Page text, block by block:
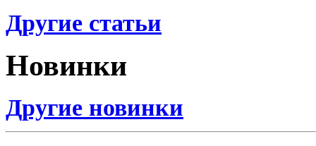
Другие статьи
Новинки
Другие новинки